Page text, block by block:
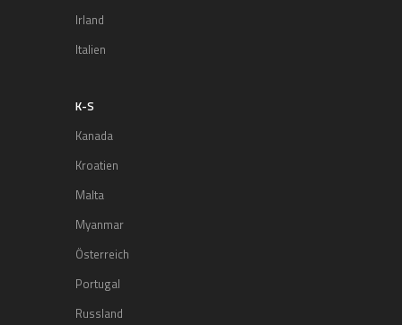
Irland
Italien
K-S
Kanada
Kroatien
Malta
Myanmar
Österreich
Portugal
Russland